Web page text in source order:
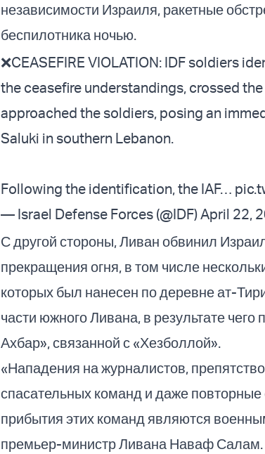
независимости Израиля, ракетные
беспилотника ночью.
❌CEASEFIRE VIOLATION: IDF soldiers
the ceasefire understandings, crossed
approached the soldiers, posing an
Saluki in southern Lebanon.
Following the identification, the IAF…
— Israel Defense Forces (@IDF)April 22,
С другой стороны, Ливан обвинил
прекращения огня, в том числе
которых был нанесен по деревне ат-
части южного Ливана, в результате чего
Ахбар», связанной с «Хезболлой».
«Нападения на журналистов,
спасательных команд и даже
прибытия этих команд являются
премьер-министр Ливана Наваф Салам.